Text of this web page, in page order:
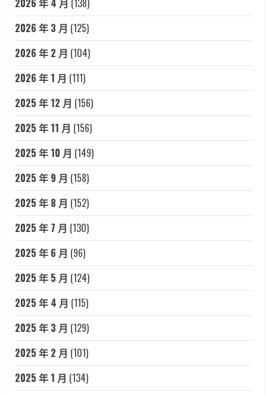
2026 年 4 月 (138)
2026 年 3 月 (125)
2026 年 2 月 (104)
2026 年 1 月 (111)
2025 年 12 月 (156)
2025 年 11 月 (156)
2025 年 10 月 (149)
2025 年 9 月 (158)
2025 年 8 月 (152)
2025 年 7 月 (130)
2025 年 6 月 (96)
2025 年 5 月 (124)
2025 年 4 月 (115)
2025 年 3 月 (129)
2025 年 2 月 (101)
2025 年 1 月 (134)